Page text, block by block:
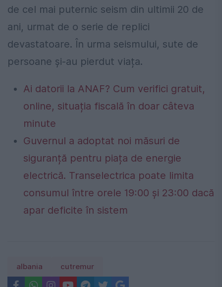
de cel mai puternic seism din ultimii 20 de
ani, urmat de o serie de replici
devastatoare. În urma seismului, sute de
persoane și-au pierdut viața.
Ai datorii la ANAF? Cum verifici gratuit,
online, situația fiscală în doar câteva
minute
Guvernul a adoptat noi măsuri de
siguranță pentru piața de energie
electrică. Transelectrica poate limita
consumul între orele 19:00 și 23:00 dacă
apar deficite în sistem
albania cutremur